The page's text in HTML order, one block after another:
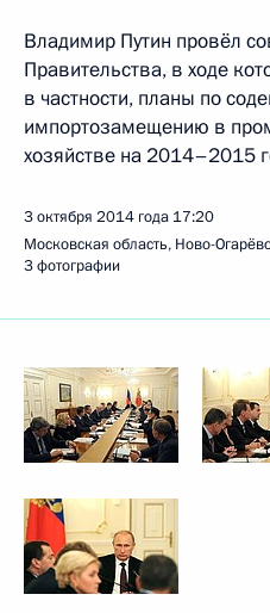
Владимир Путин провёл
Правительства, в ходе
в частности, планы по
импортозамещению в
хозяйстве на 2014–2015
3 октября 2014 года 17:20
Московская область, Ново-
3 фотографии